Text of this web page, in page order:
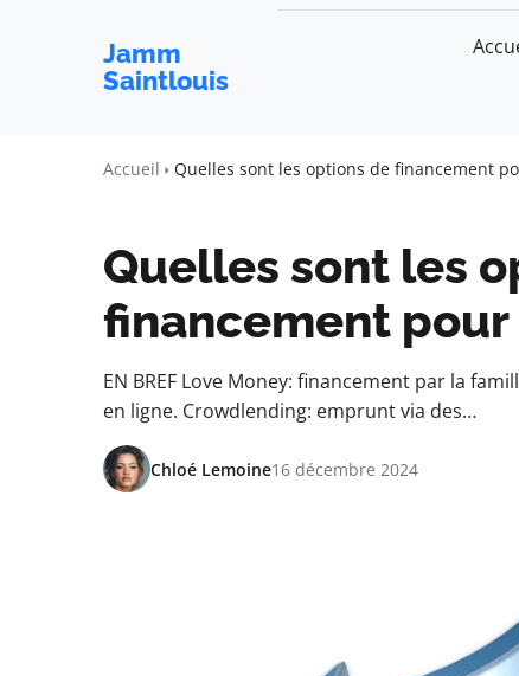
Jamm
Saintlouis
Accueil Quelles sont les options de financement
Quelles sont les
financement
EN BREF Love Money: financement par la
en ligne. Crowdlending: emprunt via des…
Chloé Lemoine16 décembre 2024